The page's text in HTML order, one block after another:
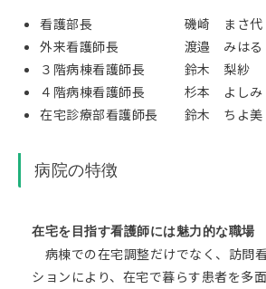
看護部長 磯崎 まさ代
外来看護師長 渡邉 みはる
３階病棟看護師長 鈴木 梨紗
４階病棟看護師長 杉本 よしみ
在宅診療部看護師長 鈴木 ちよ美
病院の特徴
在宅を目指す看護師には魅力的な職場
病棟での在宅調整だけでなく、訪問
ションにより、在宅で暮らす患者を多